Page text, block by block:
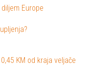
Europe
KM od kraja veljače